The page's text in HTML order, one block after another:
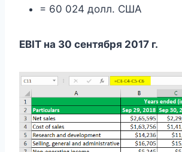
= 60 024 долл. США
EBIT на 30 сентября 2017 г.